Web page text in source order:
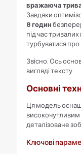
вражаюча
Завдяки
8годин
під час
турбуватися
Звісно. Ось
вигляді тексту.
Основні
Ця модель
високочутливим
деталізоване
Ключові